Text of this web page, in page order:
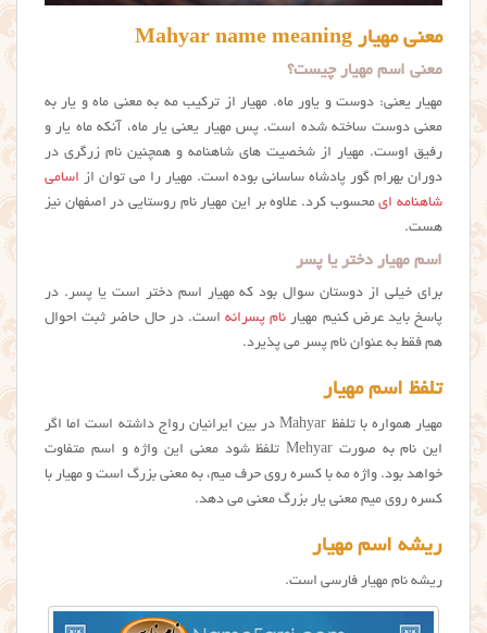
معنی مهیار Mahyar name meaning
معنی اسم مهیار چیست؟
مهیار یعنی: دوست و یاور ماه. مهیار از ترکیب مه به معنی ماه و یار به
معنی دوست ساخته شده است. پس مهیار یعنی یار ماه، آنکه ماه یار و
رفیق اوست. مهیار از شخصیت های شاهنامه و همچنین نام زرگری در
دوران بهرام گور پادشاه ساسانی بوده است. مهیار را می توان از اسامی
شاهنامه ایمحسوب کرد. علاوه بر این مهیار نام روستایی در اصفهان نیز
هست.
اسم مهیار دختر یا پسر
برای خیلی از دوستان سوال بود که مهيار اسم دختر است یا پسر. در
پاسخ باید عرض کنیم مهیار نام پسرانه است. در حال حاضر ثبت احوال
هم فقط به عنوان نام پسر می پذیرد.
تلفظ اسم مهیار
مهیار همواره با تلفظ Mahyar در بین ایرانیان رواج داشته است اما اگر
این نام به صورت Mehyar تلفظ شود معنی این واژه و اسم متفاوت
خواهد بود. واژه مه با کسره روی حرف میم، به معنی بزرگ است و مهیار با
کسره روی میم معنی یار بزرگ معنی می دهد.
ریشه اسم مهیار
ریشه نام مهیار فارسی است.